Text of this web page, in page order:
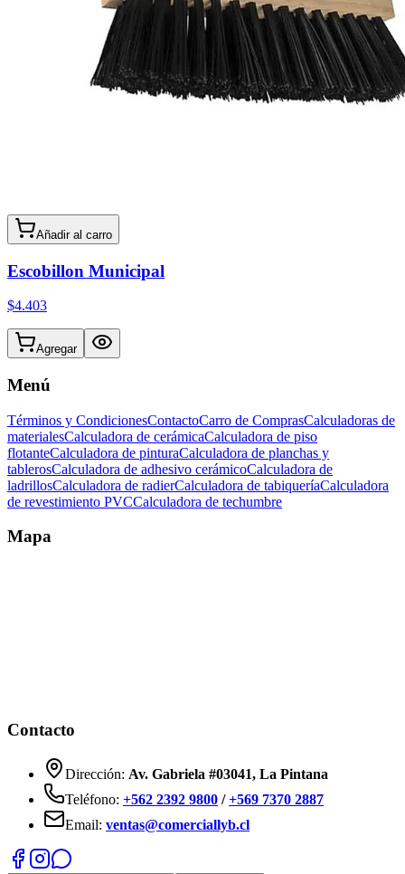
Añadir al carro
Escobillon Municipal
$4.403
Agregar
Menú
Términos y CondicionesContactoCarro de ComprasCalculadoras de
materialesCalculadora de cerámicaCalculadora de piso
flotanteCalculadora de pinturaCalculadora de planchas y
tablerosCalculadora de adhesivo cerámicoCalculadora de
ladrillosCalculadora de radierCalculadora de tabiqueríaCalculadora
de revestimiento PVCCalculadora de techumbre
Mapa
Contacto
Dirección: Av. Gabriela #03041, La Pintana
Teléfono: +562 2392 9800 / +569 7370 2887
Email: ventas@comerciallyb.cl